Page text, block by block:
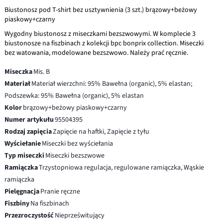
Biustonosz pod T-shirt bez usztywnienia (3 szt.) brązowy+beżowy
piaskowy+czarny
Wygodny biustonosz z miseczkami bezszwowymi. W komplecie 3
biustonosze na fiszbinach z kolekcji bpc bonprix collection. Miseczki
bez watowania, modelowane bezszwowo. Należy prać ręcznie.
MiseczkaMis. B
MateriałMateriał wierzchni: 95% Bawełna (organic), 5% elastan;
Podszewka: 95% Bawełna (organic), 5% elastan
Kolorbrązowy+beżowy piaskowy+czarny
Numer artykułu95504395
Rodzaj zapięciaZapięcie na haftki, Zapięcie z tyłu
WyściełanieMiseczki bez wyściełania
Typ miseczki Miseczki bezszwowe
RamiączkaTrzystopniowa regulacja, regulowane ramiączka, Wąskie
ramiączka
PielęgnacjaPranie ręczne
FiszbinyNa fiszbinach
PrzezroczystośćNieprześwitujący